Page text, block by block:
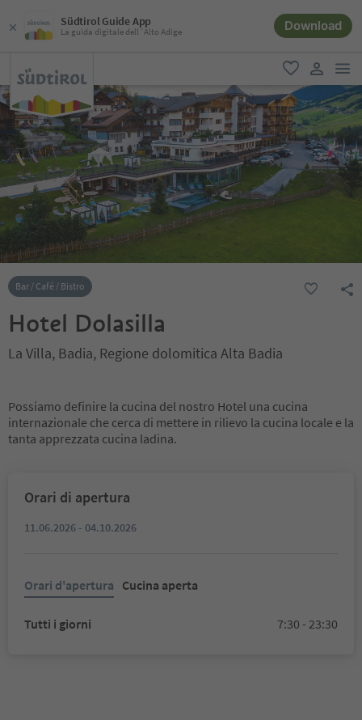
Südtirol Guide App
La guida digitale dell´Alto Adige Download
favoriti
user link
Bar / Café / Bistro
Hotel Dolasilla
La Villa, Badia, Regione dolomitica Alta Badia
Possiamo definire la cucina del nostro Hotel una cucina
internazionale che cerca di mettere in rilievo la cucina locale e la
tanta apprezzata cucina ladina.
Orari di apertura
11.06.2026 - 04.10.2026
Orari d'apertura Cucina aperta
Tutti i giorni 7:30 - 23:30